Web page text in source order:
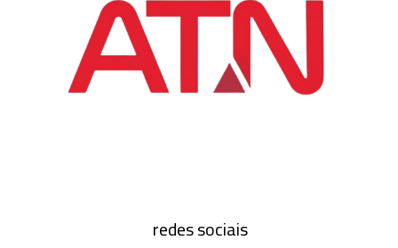
redes sociais